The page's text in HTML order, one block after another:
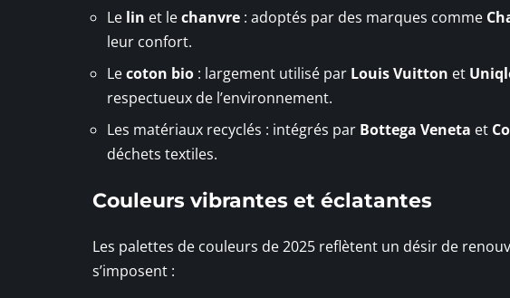
Le lin et lechanvre : adoptés par des marques comme
leur confort.
Lecoton bio : largement utilisé par Louis Vuitton et
respectueux de l’environnement.
Les matériaux recyclés : intégrés par Bottega Veneta et
déchets textiles.
Couleurs vibrantes et éclatantes
Les palettes de couleurs de 2025 reflètent un désir de
s’imposent :